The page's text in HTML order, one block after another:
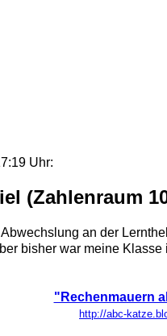
Uhr:
(Zahlenraum
an der
bisher war meine Klasse
"Rechenmauern
http://abc-